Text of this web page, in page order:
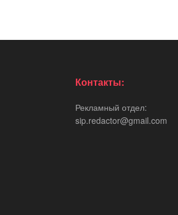
Контакты:
Рекламный отдел:
sip.redactor@gmail.com